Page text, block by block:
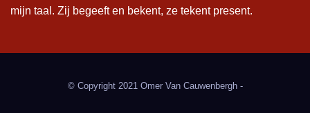
mijn taal. Zij begeeft en bekent, ze tekent present.
© Copyright 2021 Omer Van Cauwenbergh -